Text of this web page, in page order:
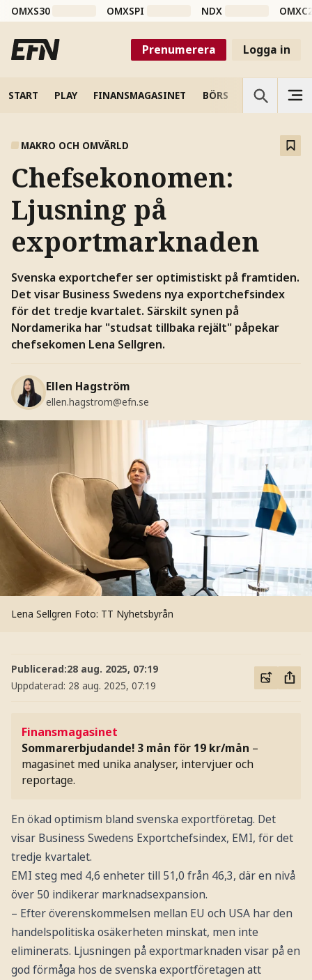
OMXS30 OMXSPI NDX
Prenumerera Logga in
START PLAY FINANSMAGASINET BÖRS VETENSKAP
MAKRO OCH OMVÄRLD
Chefsekonomen:
Ljusning på
exportmarknaden
Svenska exportchefer ser optimistiskt på framtiden.
Det visar Business Swedens nya exportchefsindex
för det tredje kvartalet. Särskilt synen på
Nordamerika har "studsat tillbaka rejält" påpekar
chefsekomen Lena Sellgren.
Ellen Hagström
ellen.hagstrom@efn.se
Lena Sellgren Foto: TT Nyhetsbyrån
Publicerad:28 aug. 2025, 07:19
Uppdaterad: 28 aug. 2025, 07:19
Finansmagasinet
Sommarerbjudande! 3 mån för 19 kr/mån –
magasinet med unika analyser, intervjuer och
reportage.
En ökad optimism bland svenska exportföretag. Det
visar Business Swedens Exportchefsindex, EMI, för det
tredje kvartalet.
EMI steg med 4,6 enheter till 51,0 från 46,3, där en nivå
över 50 indikerar marknadsexpansion.
– Efter överenskommelsen mellan EU och USA har den
handelspolitiska osäkerheten minskat, men inte
eliminerats. Ljusningen på exportmarknaden visar på en
god förmåga hos de svenska exportföretagen att